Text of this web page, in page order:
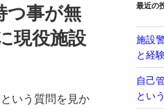
つ事が無
現役施設
いう質問を見か
最近の
施設
と経
自己
とい